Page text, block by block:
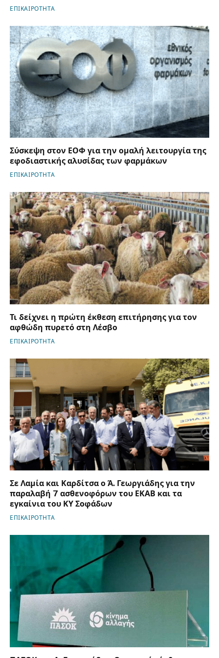
ΕΠΙΚΑΙΡΟΤΗΤΑ
Σύσκεψη στον ΕΟΦ για την ομαλή λειτουργία της
εφοδιαστικής αλυσίδας των φαρμάκων
ΕΠΙΚΑΙΡΟΤΗΤΑ
Τι δείχνει η πρώτη έκθεση επιτήρησης για τον
αφθώδη πυρετό στη Λέσβο
ΕΠΙΚΑΙΡΟΤΗΤΑ
Σε Λαμία και Καρδίτσα ο Ά. Γεωργιάδης για την
παραλαβή 7 ασθενοφόρων του ΕΚΑΒ και τα
εγκαίνια του ΚΥ Σοφάδων
ΕΠΙΚΑΙΡΟΤΗΤΑ